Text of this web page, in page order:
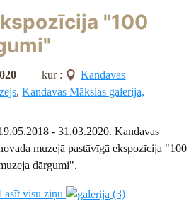
"100
kur :
Kandavas
,Kandavas Mākslas galerija,
- 31.03.2020. Kandavas
muzejā pastāvīgā ekspozīcija "100
dārgumi".
visu ziņu (3)